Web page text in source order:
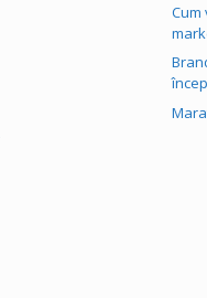
Cum